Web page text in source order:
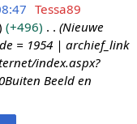
Tessa89
+496
Nieuwe
= 1954 | archief_link
index.aspx?
Beeld en